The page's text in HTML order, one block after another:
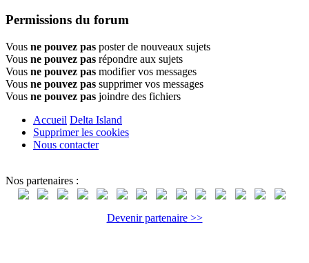
Permissions du forum
Vous ne pouvez pas poster de nouveaux sujets
Vous ne pouvez pas répondre aux sujets
Vous ne pouvez pas modifier vos messages
Vous ne pouvez pas supprimer vos messages
Vous ne pouvez pas joindre des fichiers
Accueil Delta Island
Supprimer les cookies
Nous contacter
Nos partenaires :
Devenir partenaire >>